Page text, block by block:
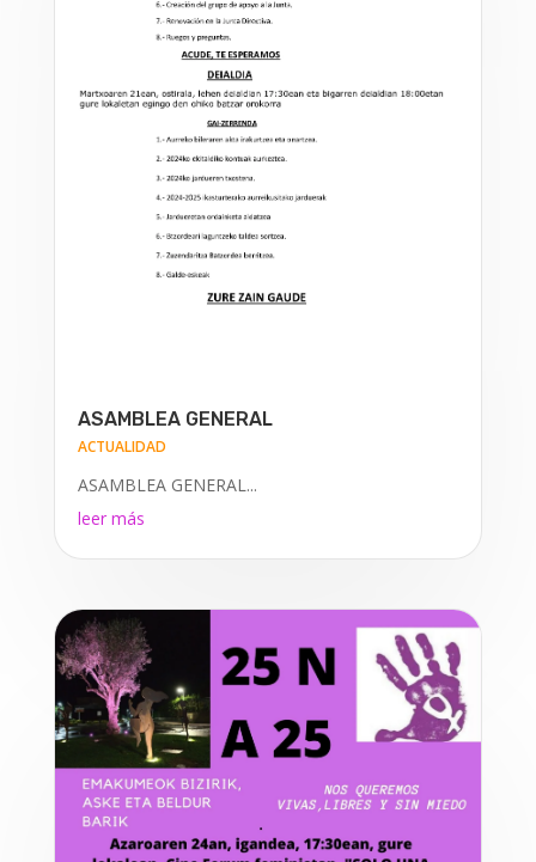
ASAMBLEA GENERAL
ACTUALIDAD
ASAMBLEA GENERAL...
leer más